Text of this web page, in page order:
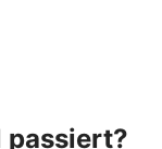
passiert?